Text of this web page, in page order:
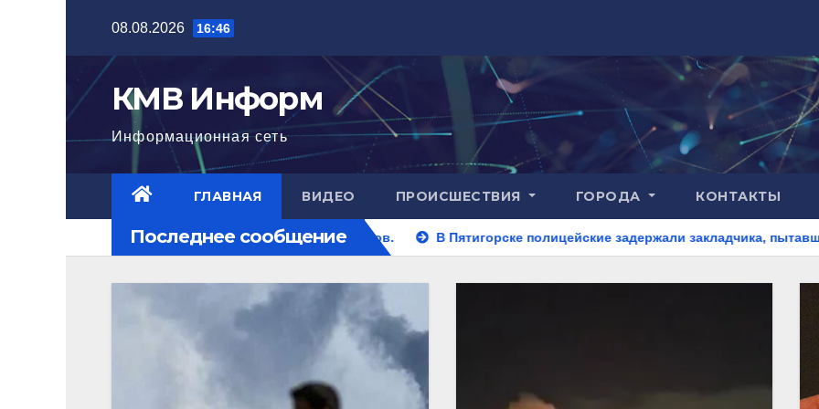
содержимому
08.08.2026 16:46
КМВ Информ
Информационная сеть
ГЛАВНАЯ ВИДЕО ПРОИСШЕСТВИЯ ГОРОДА КОНТАКТЫ
Последнее сообщение
горит. РФ на перекрестке рисков. В Пятигорске полицейские задержали закладчика, пытавшегося сбыть